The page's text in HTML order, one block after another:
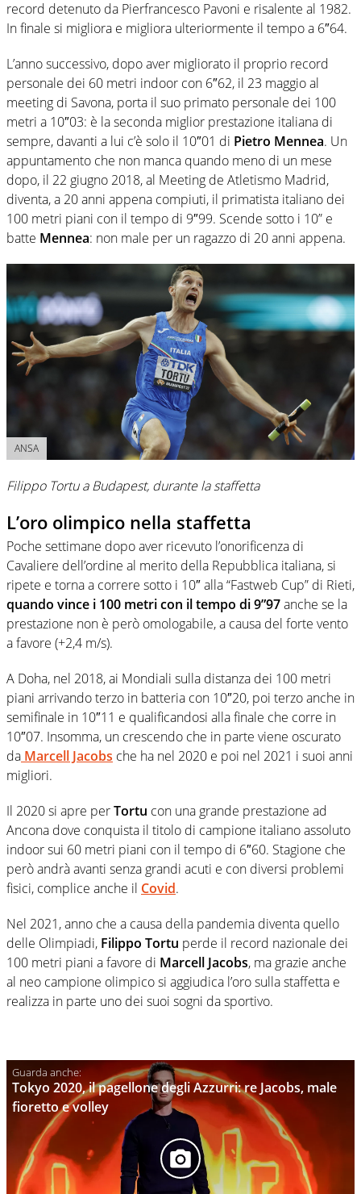
record detenuto da Pierfrancesco Pavoni e risalente al 1982.
In finale si migliora e migliora ulteriormente il tempo a 6″64.
L’anno successivo, dopo aver migliorato il proprio record
personale dei 60 metri indoor con 6″62, il 23 maggio al
meeting di Savona, porta il suo primato personale dei 100
metri a 10″03: è la seconda miglior prestazione italiana di
sempre, davanti a lui c’è solo il 10″01 di Pietro Mennea. Un
appuntamento che non manca quando meno di un mese
dopo, il 22 giugno 2018, al Meeting de Atletismo Madrid,
diventa, a 20 anni appena compiuti, il primatista italiano dei
100 metri piani con il tempo di 9″99. Scende sotto i 10” e
batte Mennea: non male per un ragazzo di 20 anni appena.
ANSA
Filippo Tortu a Budapest, durante la staffetta
L’oro olimpico nella staffetta
Poche settimane dopo aver ricevuto l’onorificenza di
Cavaliere dell’ordine al merito della Repubblica italiana, si
ripete e torna a correre sotto i 10″ alla “Fastweb Cup” di Rieti,
quando vince i 100 metri con il tempo di 9”97anche se la
prestazione non è però omologabile, a causa del forte vento
a favore (+2,4 m/s).
A Doha, nel 2018, ai Mondiali sulla distanza dei 100 metri
piani arrivando terzo in batteria con 10″20, poi terzo anche in
semifinale in 10″11 e qualificandosi alla finale che corre in
10″07. Insomma, un crescendo che in parte viene oscurato
da Marcell Jacobs che ha nel 2020 e poi nel 2021 i suoi anni
migliori.
Il 2020 si apre perTortu con una grande prestazione ad
Ancona dove conquista il titolo di campione italiano assoluto
indoor sui 60 metri piani con il tempo di 6″60. Stagione che
però andrà avanti senza grandi acuti e con diversi problemi
fisici, complice anche il Covid.
Nel 2021, anno che a causa della pandemia diventa quello
delle Olimpiadi, Filippo Tortu perde il record nazionale dei
100 metri piani a favore di Marcell Jacobs, ma grazie anche
al neo campione olimpico si aggiudica l’oro sulla staffetta e
realizza in parte uno dei suoi sogni da sportivo.
Tokyo 2020, il pagellone degli Azzurri: re Jacobs, male
fioretto e volley